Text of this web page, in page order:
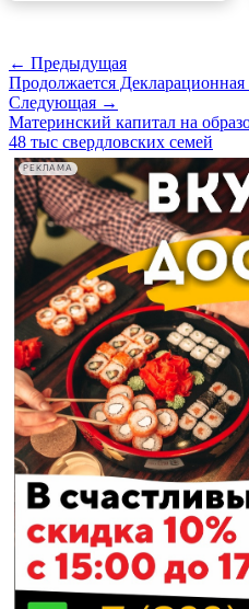
← Предыдущая
Продолжается Декларационная
Следующая →
Материнский капитал на
48 тыс свердловских семей
РЕКЛАМА